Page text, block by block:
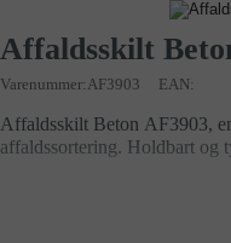
Affaldsskilt
Varenummer AF3903 EAN:
Affaldsskilt Beton AF3903, en del af det fælles piktogramsystem til
affaldssortering. Holdbart og